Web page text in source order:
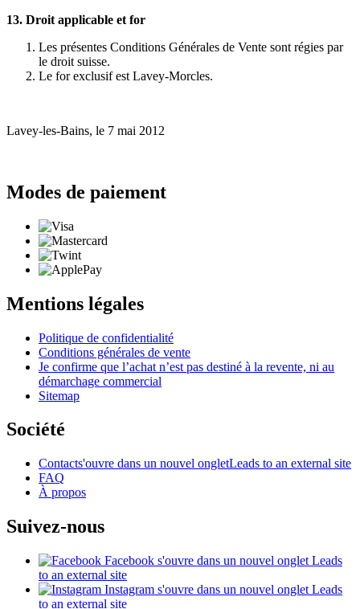
13. Droit applicable et for
Les présentes Conditions Générales de Vente sont régies par
le droit suisse.
Le for exclusif est Lavey-Morcles.
Lavey-les-Bains, le 7 mai 2012
Modes de paiement
Mentions légales
Politique de confidentialité
Conditions générales de vente
Je confirme que l’achat n’est pas destiné à la revente, ni au
démarchage commercial
Sitemap
Société
Contacts'ouvre dans un nouvel ongletLeads to an external site
FAQ
À propos
Suivez-nous
Facebook s'ouvre dans un nouvel onglet Leads
to an external site
Instagram s'ouvre dans un nouvel onglet Leads
to an external site